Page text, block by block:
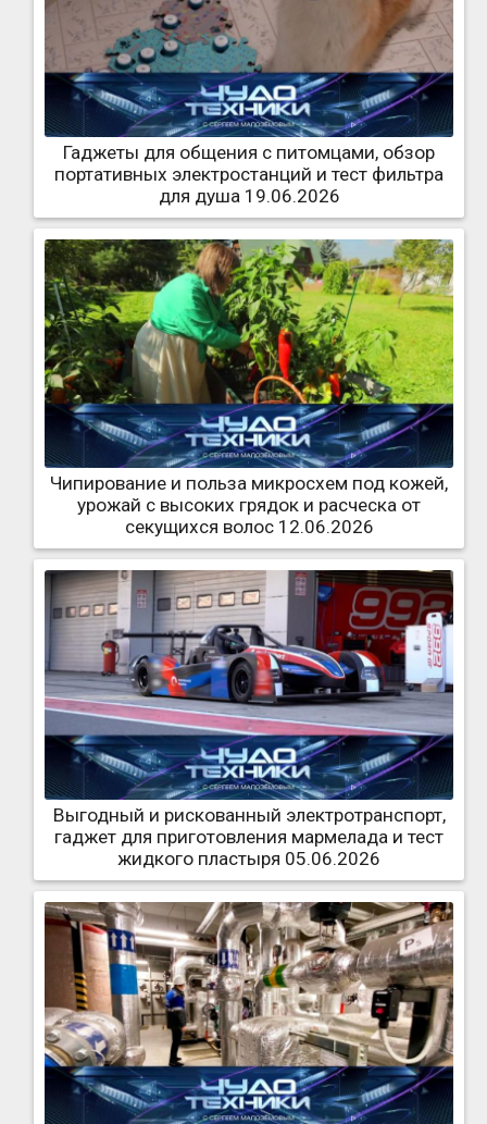
Гаджеты для общения с питомцами, обзор
портативных электростанций и тест фильтра
для душа 19.06.2026
Чипирование и польза микросхем под кожей,
урожай с высоких грядок и расческа от
секущихся волос 12.06.2026
Выгодный и рискованный электротранспорт,
гаджет для приготовления мармелада и тест
жидкого пластыря 05.06.2026